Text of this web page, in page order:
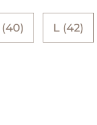
(40) L (42)